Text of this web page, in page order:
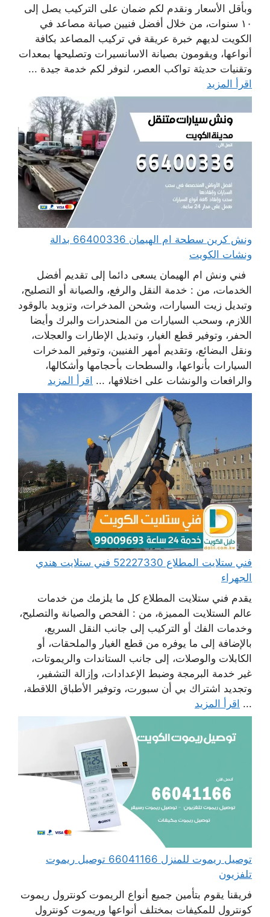
وبأقل الأسعار ونقدم لكم ضمان على التركيب يصل إلى
١٠ سنوات، من خلال أفضل فنيين صيانة مصاعد في
الكويت لديهم خبرة عريقة في تركيب المصاعد بكافة
أنواعها، ويقومون بصيانة الاسانسيرات وتصليحها بمعدات
وتقنيات حديثة تواكب العصر، لنوفر لكم خدمة جيدة ...
اقرأ المزيد
ونش كرين سطحة ام الهيمان 66400336 بدالة
ونشات الكويت
فني ونش ام الهيمان يسعى دائما إلى تقديم أفضل
الخدمات، من : خدمة النقل والرفع، والصيانة أو التصليح،
وتبديل زيت السيارات، وشحن المدخرات، وتزويد بالوقود
اللازم، وسحب السيارات من المنحدرات والبرك وأيضا
الحفر، وتوفير قطع الغيار، وتبديل الإطارات والعجلات،
ونقل البضائع، وتقديم أمهر الفنيين، وتوفير المدخرات
السيارات بأنواعها، والسطحات بأحجامها وأشكالها،
والرافعات والونشات على اختلافها، ... اقرأ المزيد
فني ستلايت المطلاع 52227330 فني ستلايت هندي
الجهراء
يقدم فني ستلايت المطلاع كل ما يلزمك من خدمات
عالم الستلايت المميزة، من : الفحص والصيانة والتصليح،
وخدمات الفك أو التركيب إلى جانب النقل السريع،
بالإضافة إلى ما يوفره من قطع الغيار والملحقات، أو
الكابلات والوصلات، إلى جانب الستاندات والريموتات،
غير خدمة البرمجة وضبط الإعدادات، وإزالة التشفير،
وتجديد اشتراك بي أن سبورت، وتوفير الأطباق اللاقطة،
... اقرأ المزيد
توصيل ريموت للمنزل 66041166 توصيل ريموت
تلفزيون
فريقنا يقوم بتأمين جميع أنواع الريموت كونترول ريموت
كونترول للمكيفات بمختلف أنواعها وريموت كونترول